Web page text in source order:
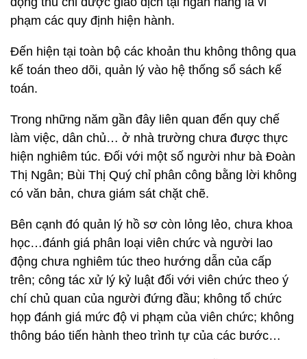
phạm các quy định hiện hành.
Đến hiện tại toàn bộ các khoản thu không thông qua
kế toán theo dõi, quản lý vào hệ thống sổ sách kế
toán.
Trong những năm gần đây liên quan đến quy chế
làm việc, dân chủ… ở nhà trường chưa được thực
hiện nghiêm túc. Đối với một số người như bà Đoàn
Thị Ngân; Bùi Thị Quý chỉ phân công bằng lời không
có văn bản, chưa giám sát chặt chẽ.
Bên cạnh đó quản lý hồ sơ còn lỏng lẻo, chưa khoa
học…đánh giá phân loại viên chức và người lao
động chưa nghiêm túc theo hướng dẫn của cấp
trên; công tác xử lý kỷ luật đối với viên chức theo ý
chí chủ quan của người đứng đầu; không tổ chức
họp đánh giá mức độ vi phạm của viên chức; không
thông báo tiến hành theo trình tự của các bước…